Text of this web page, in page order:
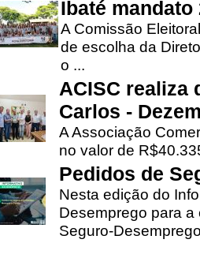
Ibaté mandato
A Comissão
de escolha da
o ...
ACISC realiza
Carlos -
A Associação
no valor de
Pedidos de
Nesta edição do
Desemprego para
Seguro-